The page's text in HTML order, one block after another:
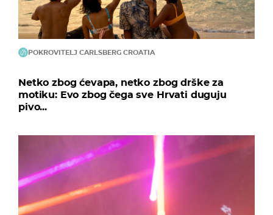
POKROVITELJ CARLSBERG CROATIA
Netko zbog ćevapa, netko zbog drške za
motiku: Evo zbog čega sve Hrvati duguju
pivo...